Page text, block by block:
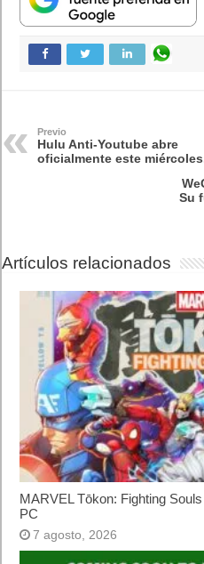
Previo
Hulu Anti-Youtube abre
oficialmente este
Su
Artículos relacionados
MARVEL Tōkon: Fighting
PC
7 agosto, 2026